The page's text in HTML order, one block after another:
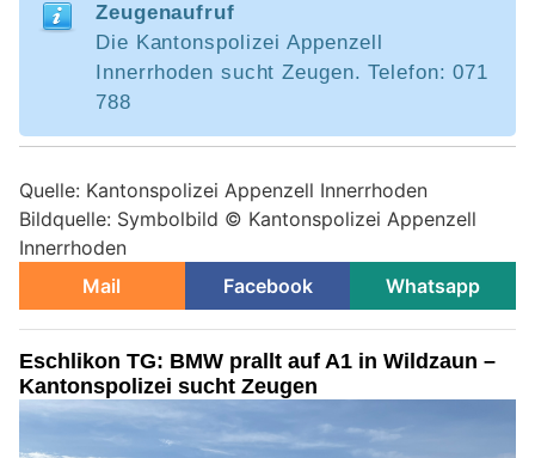
Zeugenaufruf
Die Kantonspolizei Appenzell
Innerrhoden sucht Zeugen. Telefon: 071
788
Quelle: Kantonspolizei Appenzell Innerrhoden
Bildquelle: Symbolbild © Kantonspolizei Appenzell
Innerrhoden
Mail
Facebook Whatsapp
Eschlikon TG: BMW prallt auf A1 in Wildzaun –
Kantonspolizei sucht Zeugen